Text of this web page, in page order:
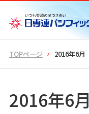
TOPページ 2016年6月
2016年6月